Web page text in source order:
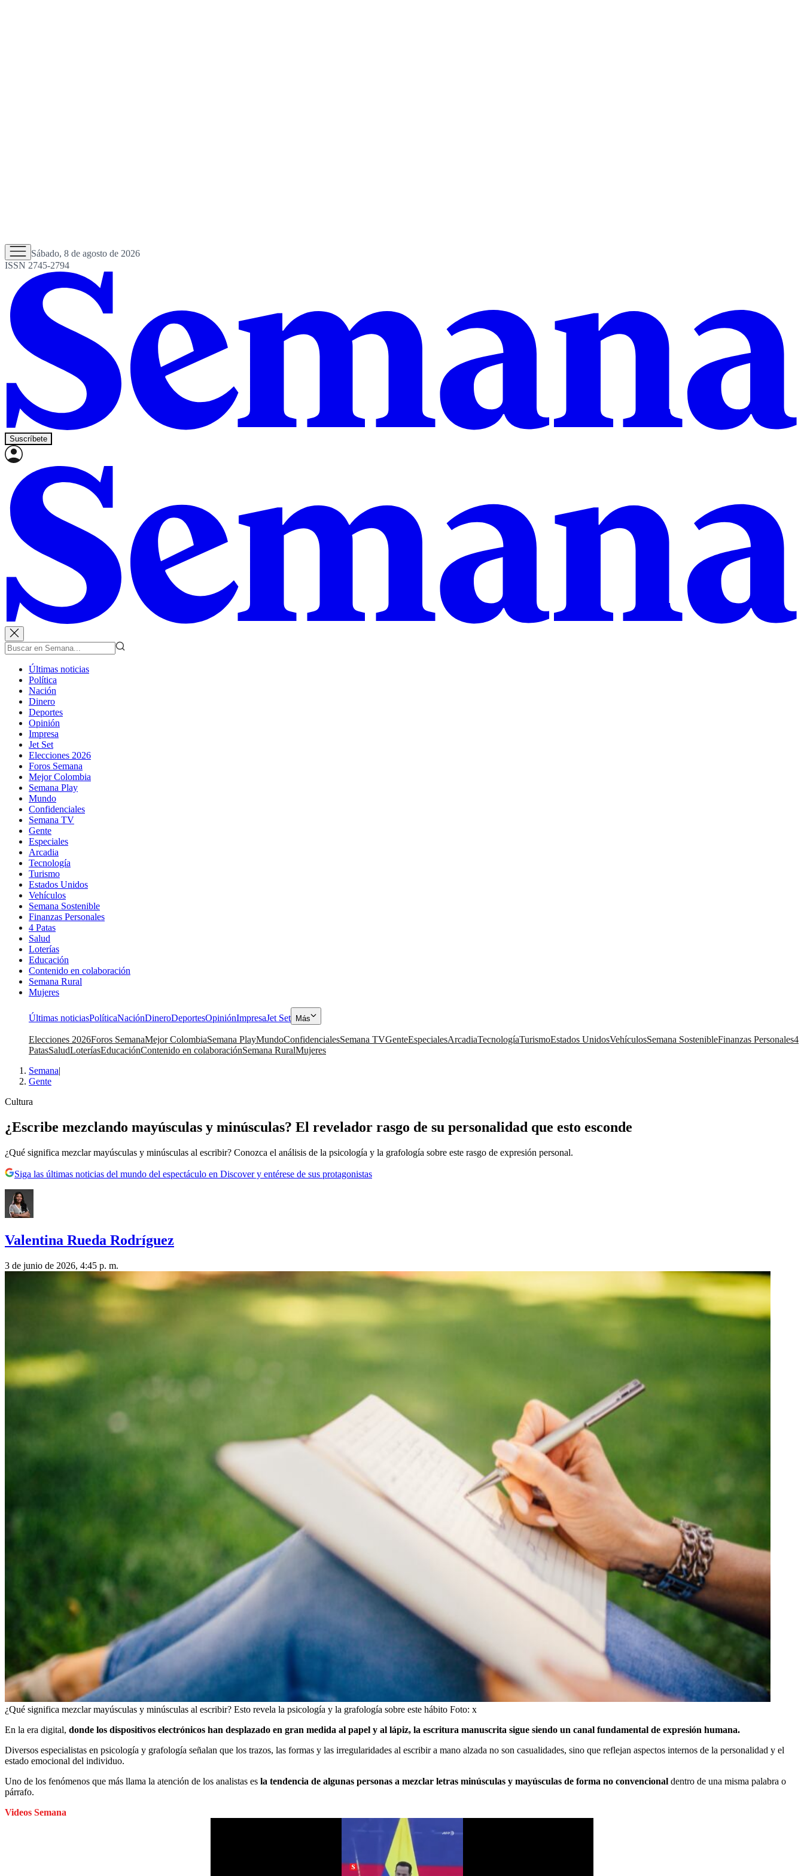
Sábado, 8 de agosto de 2026
ISSN 2745-2794
Suscríbete
Últimas noticias
Política
Nación
Dinero
Deportes
Opinión
Impresa
Jet Set
Elecciones 2026
Foros Semana
Mejor Colombia
Semana Play
Mundo
Confidenciales
Semana TV
Gente
Especiales
Arcadia
Tecnología
Turismo
Estados Unidos
Vehículos
Semana Sostenible
Finanzas Personales
4 Patas
Salud
Loterías
Educación
Contenido en colaboración
Semana Rural
Mujeres
Últimas noticiasPolíticaNaciónDineroDeportesOpiniónImpresaJet Set Más
Elecciones 2026Foros SemanaMejor ColombiaSemana PlayMundoConfidencialesSemana TVGenteEspecialesArcadiaTecnologíaTurismoEstados UnidosVehículosSemana SostenibleFinanzas Personales4
PatasSaludLoteríasEducaciónContenido en colaboraciónSemana RuralMujeres
Semana|
Gente
Cultura
¿Escribe mezclando mayúsculas y minúsculas? El revelador rasgo de su personalidad que esto esconde
¿Qué significa mezclar mayúsculas y minúsculas al escribir? Conozca el análisis de la psicología y la grafología sobre este rasgo de expresión personal.
Siga las últimas noticias del mundo del espectáculo en Discover y entérese de sus protagonistas
Valentina Rueda Rodríguez
3 de junio de 2026, 4:45 p. m.
¿Qué significa mezclar mayúsculas y minúsculas al escribir? Esto revela la psicología y la grafología sobre este hábito Foto: x
En la era digital, donde los dispositivos electrónicos han desplazado en gran medida al papel y al lápiz, la escritura manuscrita sigue siendo un canal fundamental de expresión humana.
Diversos especialistas en psicología y grafología señalan que los trazos, las formas y las irregularidades al escribir a mano alzada no son casualidades, sino que reflejan aspectos internos de la personalidad y el
estado emocional del individuo.
Uno de los fenómenos que más llama la atención de los analistas es la tendencia de algunas personas a mezclar letras minúsculas y mayúsculas de forma no convencional dentro de una misma palabra o
párrafo.
Videos Semana